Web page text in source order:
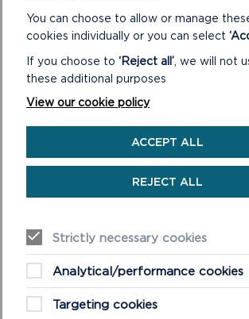
[cookie_category]
Mae’r rhestr isod yn nodi’r cwcis a
SUT MAE RHEOLI
NEWISIADAU
Gallwch chi reoli eich dewisiadau cwcis
botwm “Gosodiadau cwcis” a galluogi
categorïau cwcis ar y ffenestr naid yn ôl
You can choose to allow or manage
cookies individually or you can select
If you choose to ‘Reject all’ , we will not
these additional purposes
View our cookie policy
ACCEPT ALL
REJECT ALL
Strictly necessary cookies
Analytical/performance cookies
Targeting cookies